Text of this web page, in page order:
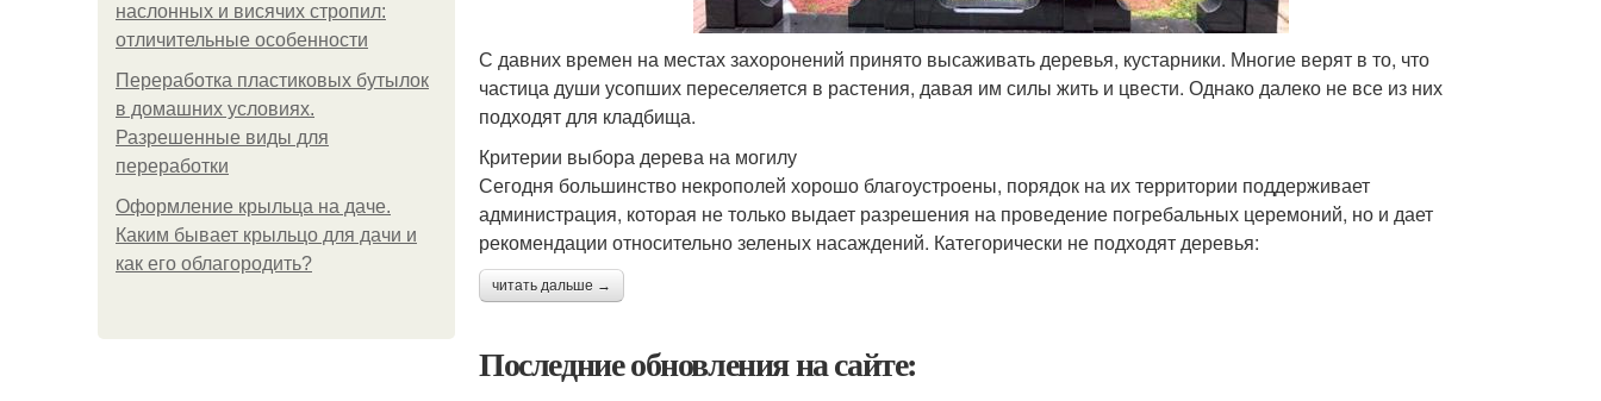
наслонных и висячих стропил:
отличительные особенности
Переработка пластиковых бутылок
в домашних условиях.
Разрешенные виды для
переработки
Оформление крыльца на даче.
Каким бывает крыльцо для дачи и
как его облагородить?
С давних времен на местах захоронений принято высаживать деревья, кустарники. Многие верят в то, что
частица души усопших переселяется в растения, давая им силы жить и цвести. Однако далеко не все из них
подходят для кладбища.
Критерии выбора дерева на могилу
Сегодня большинство некрополей хорошо благоустроены, порядок на их территории поддерживает
администрация, которая не только выдает разрешения на проведение погребальных церемоний, но и дает
рекомендации относительно зеленых насаждений. Категорически не подходят деревья:
читать дальше →
Последние обновления на сайте: